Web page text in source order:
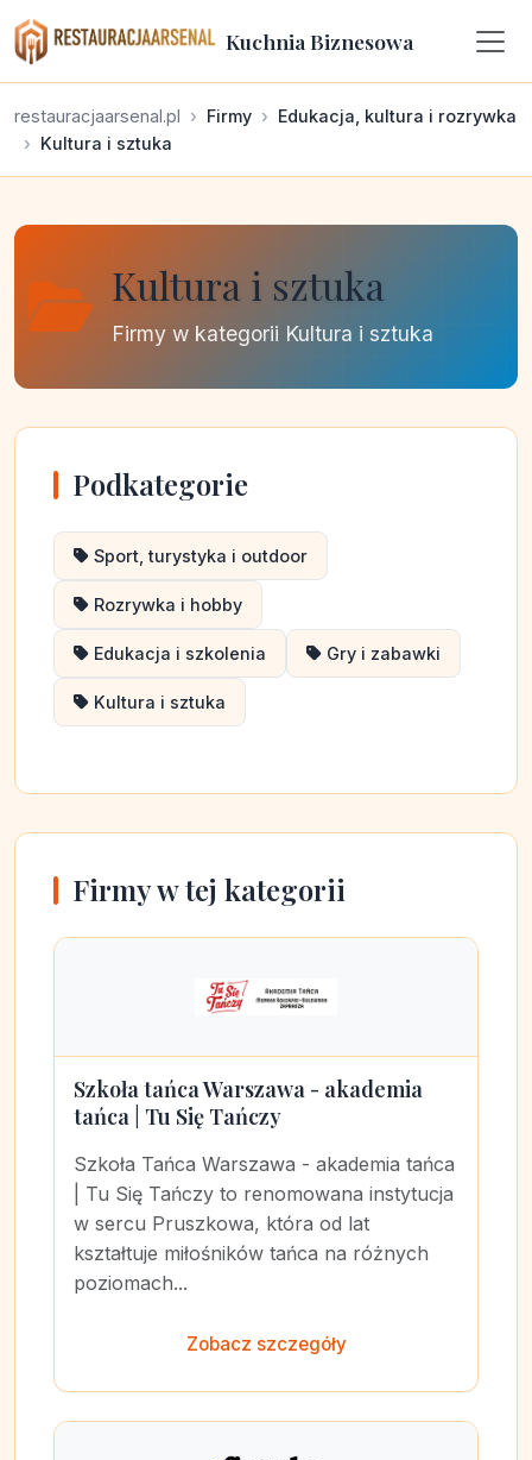
Kuchnia Biznesowa
restauracjaarsenal.pl Firmy
Edukacja, kultura i rozrywka
Kultura i sztuka
Kultura i sztuka
Firmy w kategorii Kultura i sztuka
Podkategorie
Sport, turystyka i outdoor
Rozrywka i hobby
Edukacja i szkolenia Gry i zabawki
Kultura i sztuka
Firmy w tej kategorii
Szkoła tańca Warszawa - akademia
tańca | Tu Się Tańczy
Szkoła Tańca Warszawa - akademia tańca
| Tu Się Tańczy to renomowana instytucja
w sercu Pruszkowa, która od lat
kształtuje miłośników tańca na różnych
poziomach...
Zobacz szczegóły